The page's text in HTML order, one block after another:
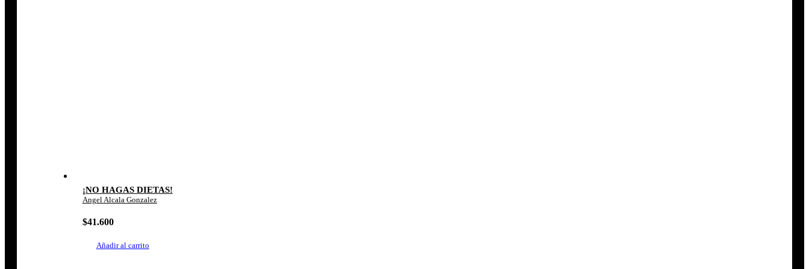
¡NO HAGAS DIETAS!
Angel Alcala Gonzalez
$41.600
Añadir al carrito